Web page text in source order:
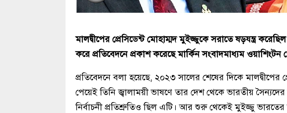
মালদ্বীপের প্রেসিডেন্ট মোহাম্মদ মুইজ্জুকে সরাতে ষড়যন্ত্র
করে প্রতিবেদনে প্রকাশ করেছে মার্কিন সংবাদমাধ্যম ওয়াশিংটন
প্রতিবেদনে বলা হয়েছে, ২০২৩ সালের শেষের দিকে মালদ্বীপের
পেয়েই তিনি জ্বালাময়ী ভাষণে তার দেশ থেকে ভারতীয়
নির্বাচনী প্রতিশ্রুতিও ছিল এটি। আর শুরু থেকেই মুইজ্জু ভারতের